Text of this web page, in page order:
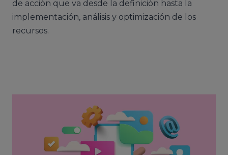
de acción que va desde la definición hasta la
implementación, análisis y optimización de los
recursos.